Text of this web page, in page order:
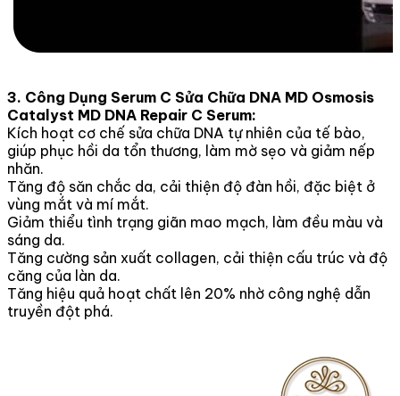
3. Công Dụng Serum C Sửa Chữa DNA MD Osmosis
Catalyst MD DNA Repair C Serum:
Kích hoạt cơ chế sửa chữa DNA tự nhiên của tế bào,
giúp phục hồi da tổn thương, làm mờ sẹo và giảm nếp
nhăn.
Tăng độ săn chắc da, cải thiện độ đàn hồi, đặc biệt ở
vùng mắt và mí mắt.
Giảm thiểu tình trạng giãn mao mạch, làm đều màu và
sáng da.
Tăng cường sản xuất collagen, cải thiện cấu trúc và độ
căng của làn da.
Tăng hiệu quả hoạt chất lên 20% nhờ công nghệ dẫn
truyền đột phá.